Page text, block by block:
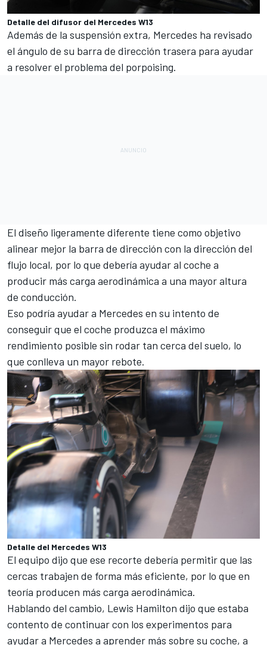
Detalle del difusor del Mercedes W13
Además de la suspensión extra, Mercedes ha revisado
el ángulo de su barra de dirección trasera para ayudar
a resolver el problema del porpoising.
El diseño ligeramente diferente tiene como objetivo
alinear mejor la barra de dirección con la dirección del
flujo local, por lo que debería ayudar al coche a
producir más carga aerodinámica a una mayor altura
de conducción.
Eso podría ayudar a Mercedes en su intento de
conseguir que el coche produzca el máximo
rendimiento posible sin rodar tan cerca del suelo, lo
que conlleva un mayor rebote.
Detalle del Mercedes W13
El equipo dijo que ese recorte debería permitir que las
cercas trabajen de forma más eficiente, por lo que en
teoría producen más carga aerodinámica.
Hablando del cambio, Lewis Hamilton dijo que estaba
contento de continuar con los experimentos para
ayudar a Mercedes a aprender más sobre su coche, a